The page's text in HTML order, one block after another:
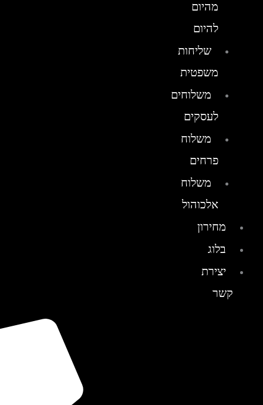
מהיום
להיום
שליחות
משפטית
משלוחים
לעסקים
משלוח
פרחים
משלוח
אלכוהול
מחירון
בלוג
יצירת